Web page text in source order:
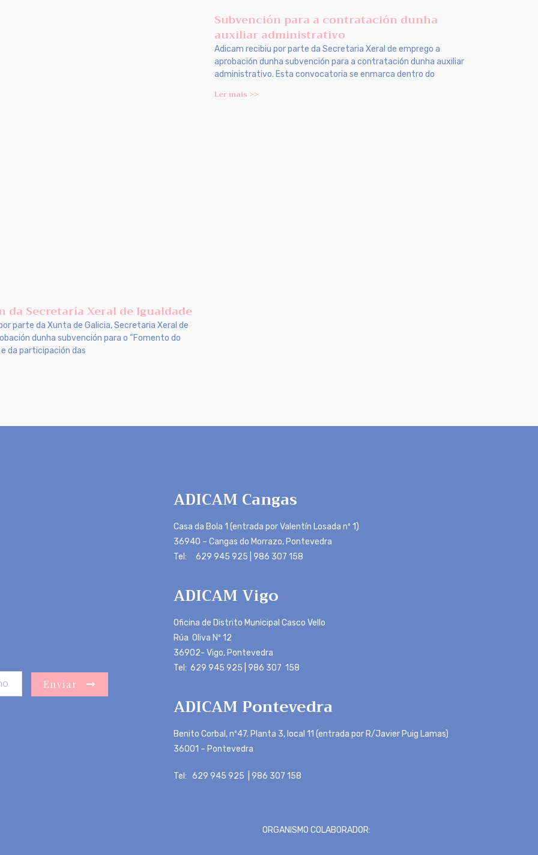
Subvención para a contratación dunha
auxiliar administrativo
Adicam recibiu por parte da Secretaria Xeral de emprego a
aprobación dunha subvención para a contratación dunha auxiliar
administrativo. Esta convocatoria se enmarca dentro do
Ler mais >>
da Secretaría Xeral de Igualdade
parte da Xunta de Galicia, Secretaria Xeral de
dunha subvención para o “Fomento do
da participación das
Enviar
ADICAM Cangas
Casa da Bola 1 (entrada por Valentín Losada nº 1)
36940 – Cangas do Morrazo, Pontevedra
Tel: 629 945 925 | 986 307 158
ADICAM Vigo
Oficina de Distrito Municipal Casco Vello
Rúa Oliva Nº 12
36902- Vigo, Pontevedra
Tel: 629 945 925 | 986 307 158
ADICAM Pontevedra
Benito Corbal, nº47. Planta 3, local 11 (entrada por R/Javier Puig Lamas)
36001 – Pontevedra
Tel: 629 945 925 | 986 307 158
ORGANISMO COLABORADOR: